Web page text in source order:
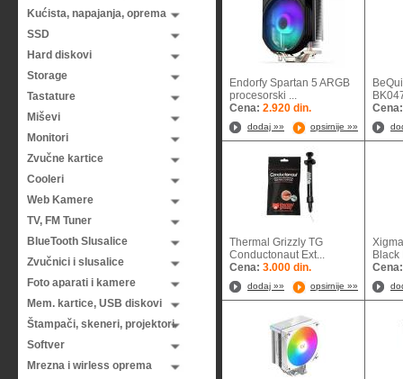
Kućista, napajanja, oprema
SSD
Hard diskovi
Storage
Tastature
Miševi
Monitori
Zvučne kartice
Cooleri
Web Kamere
TV, FM Tuner
BlueTooth Slusalice
Zvučnici i slusalice
Foto aparati i kamere
Mem. kartice, USB diskovi
Štampači, skeneri, projektori
Softver
Mrezna i wirless oprema
Endorfy Spartan 5 ARGB
procesorski ...
Cena: 2.920 din.
dodaj »» opsirnije »»
Thermal Grizzly TG
Conductonaut Ext...
Cena: 3.000 din.
dodaj »» opsirnije »»
Black